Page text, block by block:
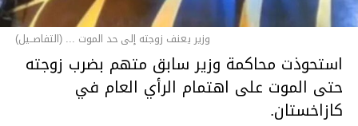
وزير يعنف زوجته إلى حد الموت ... (التفاصــيل)
استحوذت محاكمة وزير سابق متهم بضرب زوجته
حتى الموت على اهتمام الرأي العام في
كازاخستان.